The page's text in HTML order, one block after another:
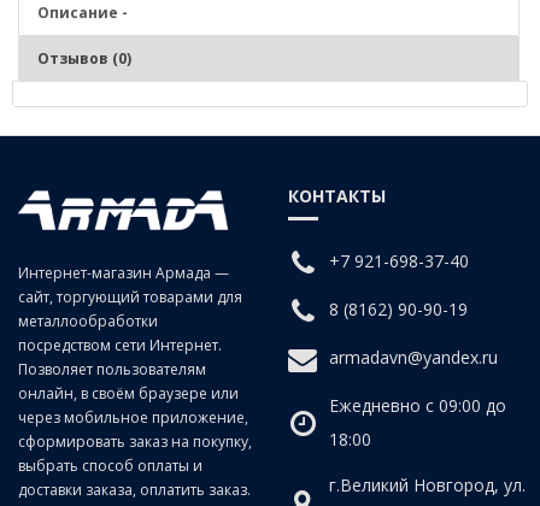
Описание -
Отзывов (0)
СВЕРЛО СПИРАЛЬНОЕ С ЦИЛИНДРИЧЕСКИМ ХВОСТОВИКОМ
СРЕДНЕЙ СЕРИИ КЛАСС А, С ИЗНОСОСТОЙКИМ ПОКРЫТИЕМ ИЗ
НИТРИД ТИТАНА , СТАЛЬ Р6М5, ГОСТ 10902
Интернет-магазин Армада —
сайт, торгующий товарами для
металлообработки
посредством сети Интернет.
Позволяет пользователям
онлайн, в своём браузере или
через мобильное приложение,
сформировать заказ на покупку,
выбрать способ оплаты и
доставки заказа, оплатить заказ.
КОНТАКТЫ
+7 921-698-37-40
8 (8162) 90-90-19
armadavn@yandex.ru
Ежедневно с 09:00 до
18:00
г.Великий Новгород, ул.